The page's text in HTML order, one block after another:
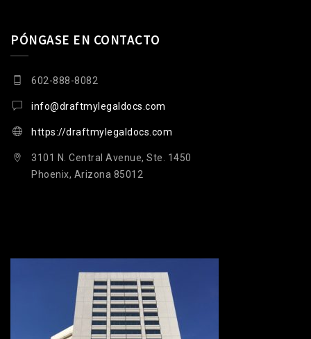
PÓNGASE EN CONTACTO
602-888-8082
info@draftmylegaldocs.com
https://draftmylegaldocs.com
3101 N. Central Avenue, Ste. 1450
Phoenix, Arizona 85012